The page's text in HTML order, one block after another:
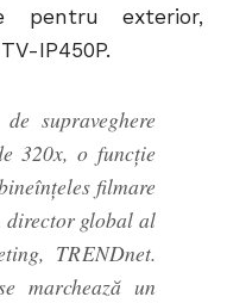
pentru exterior,
IP450P.
supraveghere
320x, o funcţie
filmare
director global al
TRENDnet.
marchează un